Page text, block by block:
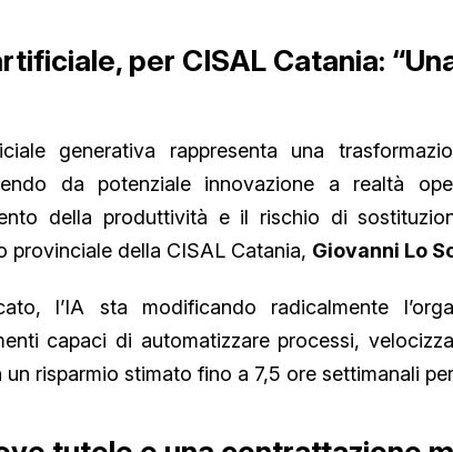
per CISAL Catania:
generativa rappresenta una
da potenziale innovazione a realtà
della produttività e il rischio di
provinciale della CISAL Catania, Giovanni Lo
l’IA sta modificando radicalmente
capaci di automatizzare processi,
risparmio stimato fino a 7,5 ore settimanali